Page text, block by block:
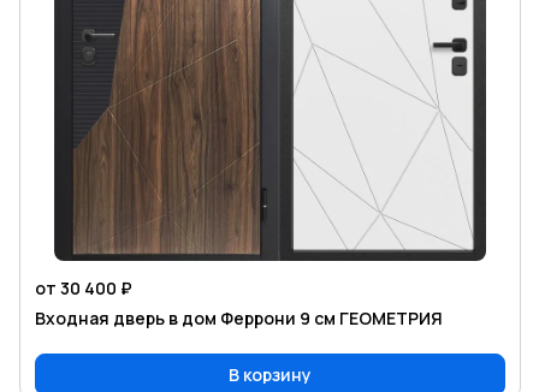
от 30 400 ₽
Входная дверь в дом Феррони 9 см ГЕОМЕТРИЯ
В корзину